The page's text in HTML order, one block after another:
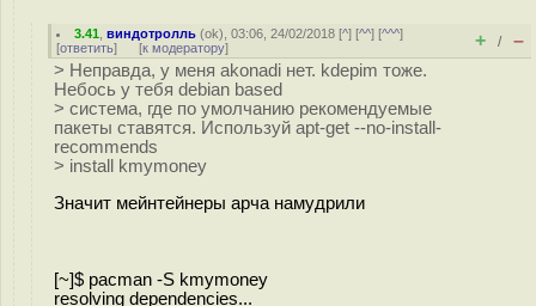
3.41 ,виндотролль (ok), 03:06, 24/02/2018 [^] [^^] [^^^]
[ответить] [к модератору] + / –
> Неправда, у меня akonadi нет. kdepim тоже.
Небось у тебя debian based
> система, где по умолчанию рекомендуемые
пакеты ставятся. Используй apt-get --no-install-
recommends
> install kmymoney
Значит мейнтейнеры арча намудрили
[~]$ pacman -S kmymoney
resolving dependencies...